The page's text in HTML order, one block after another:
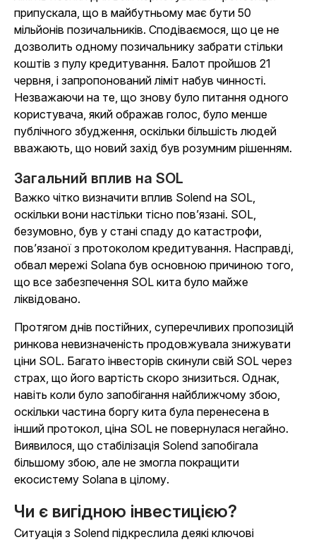
припускала, що в майбутньому має бути 50
мільйонів позичальників. Сподіваємося, що це не
дозволить одному позичальнику забрати стільки
коштів з пулу кредитування. Балот пройшов 21
червня, і запропонований ліміт набув чинності.
Незважаючи на те, що знову було питання одного
користувача, який ображав голос, було менше
публічного збудження, оскільки більшість людей
вважають, що новий захід був розумним рішенням.
Загальний вплив на SOL
Важко чітко визначити вплив Solend на SOL,
оскільки вони настільки тісно пов’язані. SOL,
безумовно, був у стані спаду до катастрофи,
пов’язаної з протоколом кредитування. Насправді,
обвал мережі Solana був основною причиною того,
що все забезпечення SOL кита було майже
ліквідовано.
Протягом днів постійних, суперечливих пропозицій
ринкова невизначеність продовжувала знижувати
ціни SOL. Багато інвесторів скинули свій SOL через
страх, що його вартість скоро знизиться. Однак,
навіть коли було запобігання найближчому збою,
оскільки частина боргу кита була перенесена в
інший протокол, ціна SOL не повернулася негайно.
Виявилося, що стабілізація Solend запобігала
більшому збою, але не змогла покращити
екосистему Solana в цілому.
Чи є вигідною інвестицією?
Ситуація з Solend підкреслила деякі ключові